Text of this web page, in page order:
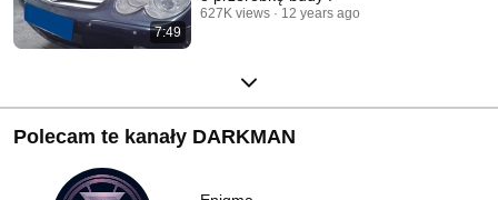
7:49
627K views 12 years ago
Polecam te kanały DARKMAN